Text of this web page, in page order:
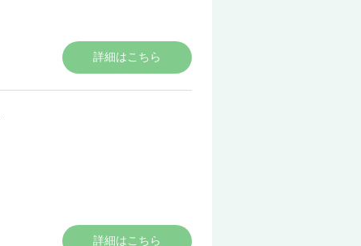
詳細はこちら
詳細はこちら